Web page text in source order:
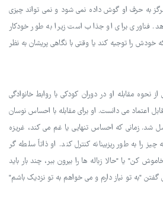
به حرف او گوش داده نمی شود و نمی تواند چیزی
فناوری برای او جذاب است زیرا به طور خودکار
را توجیه کند یا وقتی با نگاهی پریشان به نظر
نحوه مقابله او در دوران کودکی با روابط خانوادگی
اعتماد می دانست. او برای مقابله با احساس نوسان
شد. زمانی که احساس تنهایی یا غم می کند، غریزه
به طور ریزبینانه کنترل کند. او ذاتاً سلطه گر
کن" یا "حالا زباله ها را بیرون ببر، چند بار باید
گفتن "به تو نیاز دارم و می خواهم به تو نزدیک باشم"